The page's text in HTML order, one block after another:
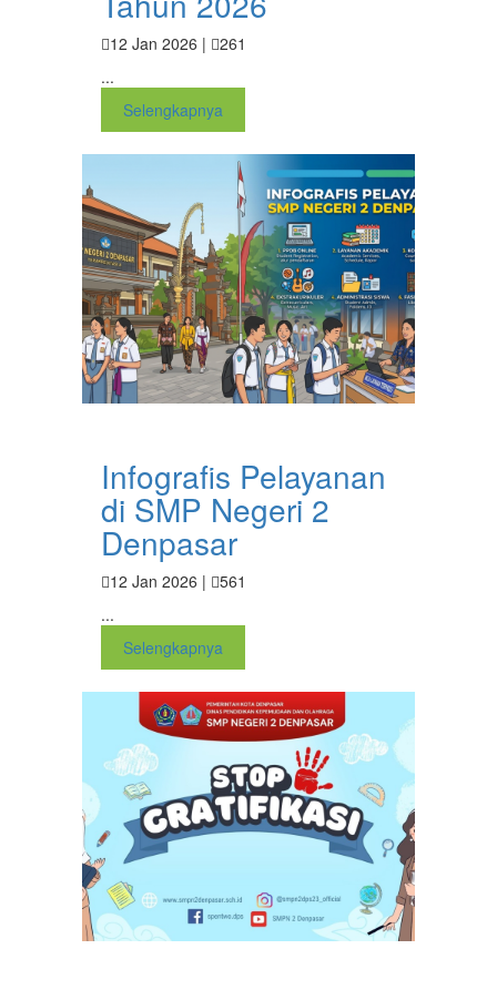
12 Jan 2026 |
261
...
Selengkapnya
Infografis Pelayanan
di SMP Negeri 2
Denpasar
12 Jan 2026 |
561
...
Selengkapnya